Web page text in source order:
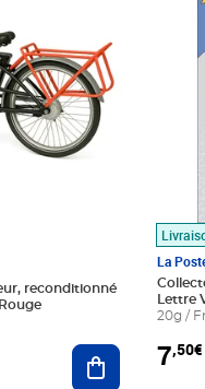
reconditionné
Ajouter au
La
Lettre
20g /
7,50€